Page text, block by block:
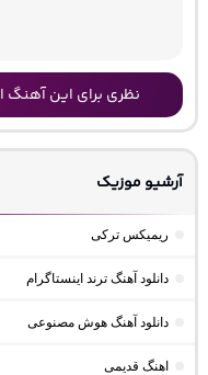
نظری برای این آهنگ
آرشیو موزیک
ریمیکس ترکی
دانلود آهنگ ترند اینستاگرام
دانلود آهنگ هوش مصنوعی
اهنگ قدیمی